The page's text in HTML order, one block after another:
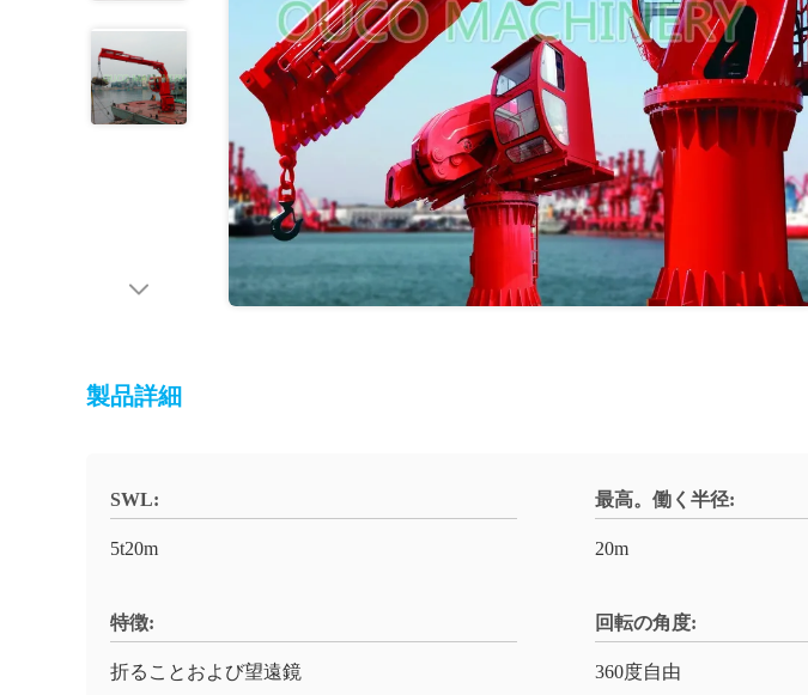
製品詳細
SWL:
5t20m
最高。働く半径:
20m
特徴:
折ることおよび望遠鏡
回転の角度:
360度自由